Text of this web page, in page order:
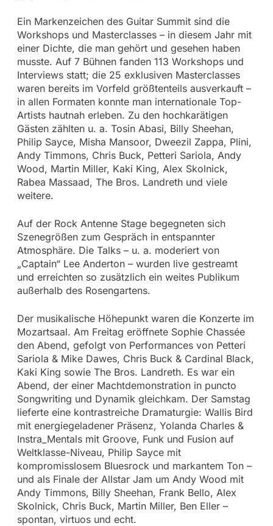
Ein Markenzeichen des Guitar Summit sind die
Workshops und Masterclasses – in diesem Jahr mit
einer Dichte, die man gehört und gesehen haben
musste. Auf 7 Bühnen fanden 113 Workshops und
Interviews statt; die 25 exklusiven Masterclasses
waren bereits im Vorfeld größtenteils ausverkauft –
in allen Formaten konnte man internationale Top-
Artists hautnah erleben. Zu den hochkarätigen
Gästen zählten u. a. Tosin Abasi, Billy Sheehan,
Philip Sayce, Misha Mansoor, Dweezil Zappa, Plini,
Andy Timmons, Chris Buck, Petteri Sariola, Andy
Wood, Martin Miller, Kaki King, Alex Skolnick,
Rabea Massaad, The Bros. Landreth und viele
weitere.
Auf der Rock Antenne Stage begegneten sich
Szenegrößen zum Gespräch in entspannter
Atmosphäre. Die Talks – u. a. moderiert von
„Captain“ Lee Anderton – wurden live gestreamt
und erreichten so zusätzlich ein weites Publikum
außerhalb des Rosengartens.
Der musikalische Höhepunkt waren die Konzerte im
Mozartsaal. Am Freitag eröffnete Sophie Chassée
den Abend, gefolgt von Performances von Petteri
Sariola & Mike Dawes, Chris Buck & Cardinal Black,
Kaki King sowie The Bros. Landreth. Es war ein
Abend, der einer Machtdemonstration in puncto
Songwriting und Dynamik gleichkam. Der Samstag
lieferte eine kontrastreiche Dramaturgie: Wallis Bird
mit energiegeladener Präsenz, Yolanda Charles &
Instra_Mentals mit Groove, Funk und Fusion auf
Weltklasse-Niveau, Philip Sayce mit
kompromisslosem Bluesrock und markantem Ton –
und als Finale der Allstar Jam um Andy Wood mit
Andy Timmons, Billy Sheehan, Frank Bello, Alex
Skolnick, Chris Buck, Martin Miller, Ben Eller –
spontan, virtuos und echt.